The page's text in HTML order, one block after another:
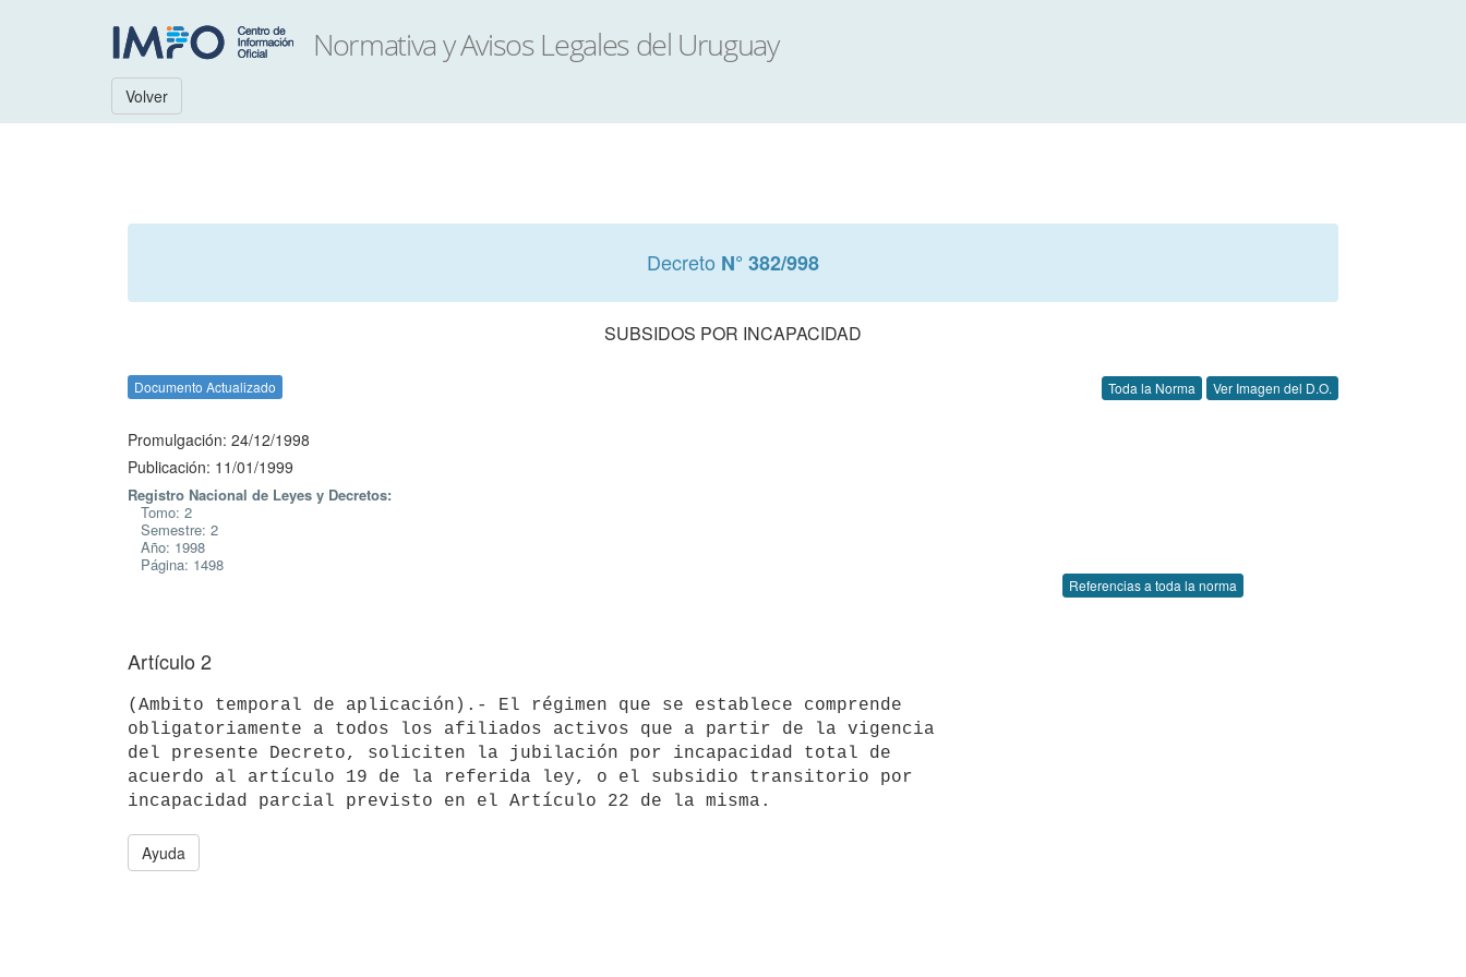
Volver
Decreto N° 382/998
SUBSIDOS POR INCAPACIDAD
Documento Actualizado Toda la Norma Ver Imagen del D.O.
Promulgación: 24/12/1998
Publicación: 11/01/1999
Registro Nacional de Leyes y Decretos:
Tomo: 2
Semestre: 2
Año: 1998
Página: 1498
Referencias a toda la norma
Artículo 2
(Ambito temporal de aplicación).- El régimen que se establece comprende
obligatoriamente a todos los afiliados activos que a partir de la vigencia
del presente Decreto, soliciten la jubilación por incapacidad total de
acuerdo al artículo 19 de la referida ley, o el subsidio transitorio por
Ayuda